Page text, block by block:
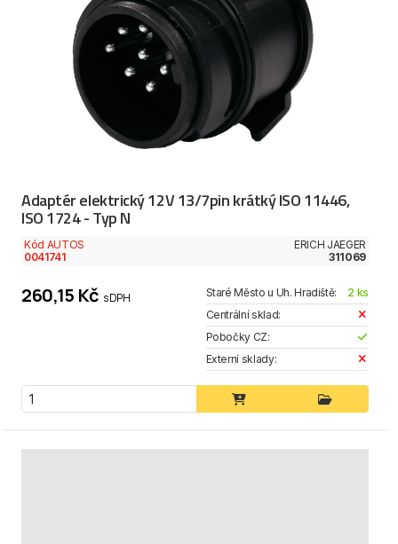
Adaptér elektrický 12V 13/7pin krátký ISO 11446,
ISO 1724 - Typ N
Kód AUTOS
0041741
ERICH JAEGER
311069
260,15 Kč s DPH Staré Město u Uh. Hradiště:
2 ks
Centrální sklad:
Pobočky CZ:
Externí sklady: